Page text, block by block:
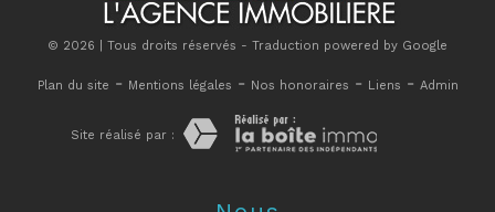
© 2026 | Tous droits réservés - Traduction powered by Google
Plan du site - Mentions légales - Nos honoraires - Liens - Admin
Site réalisé par :